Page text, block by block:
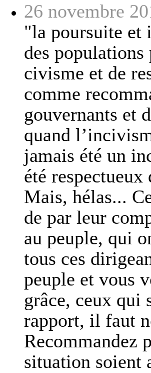
26 novembre
"la poursuite et
des
civisme et de
comme
gouvernants et
quand
jamais été un
été
Mais, hélas...
de par leur
au peuple, qui
tous ces
peuple et vous
grâce, ceux qui
rapport, il faut
Recommandez
situation soient